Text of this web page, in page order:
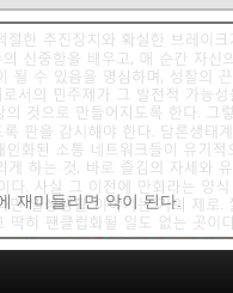
재미들리면 악이 된다.